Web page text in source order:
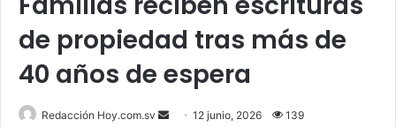
de propiedad tras más de
40 años de espera
Redacción Hoy.com.sv
Send12 junio, 2026 139